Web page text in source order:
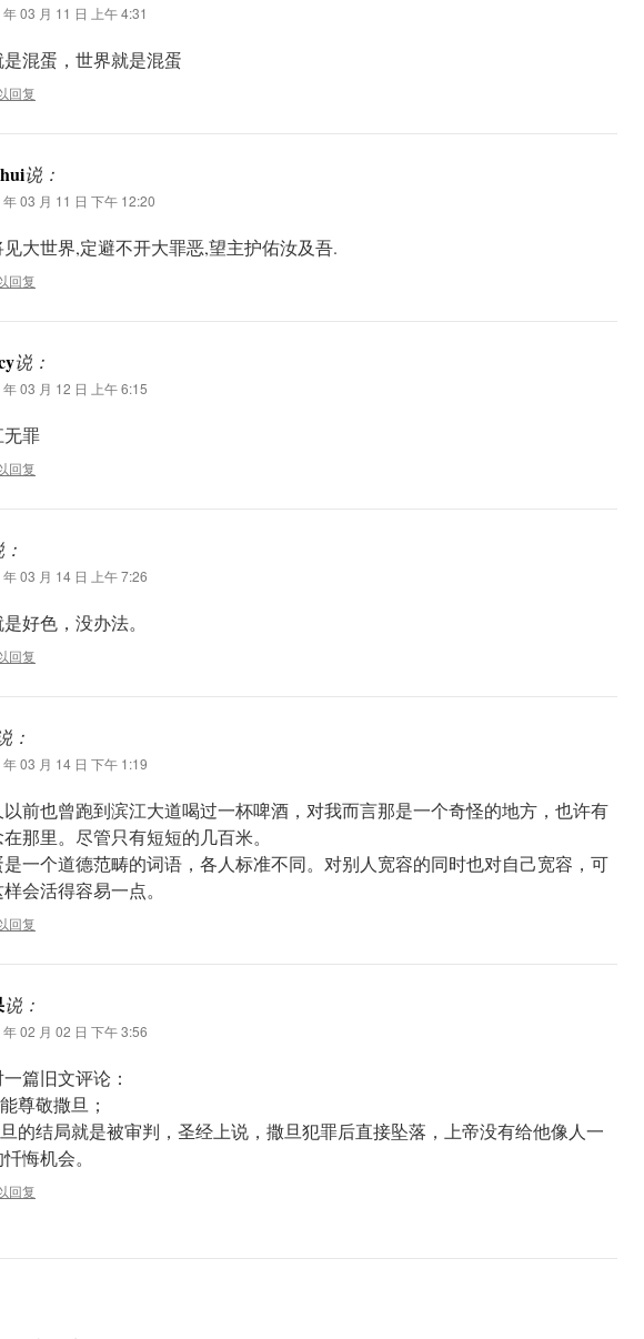
03 月 11 日 上午 4:31
是混蛋，世界就是混蛋
回复
说：
03 月 11 日 下午 12:20
大世界,定避不开大罪恶,望主护佑汝及吾.
回复
说：
03 月 12 日 上午 6:15
无罪
回复
03 月 14 日 上午 7:26
好色，没办法。
回复
：
03 月 14 日 下午 1:19
以前也曾跑到滨江大道喝过一杯啤酒，对我而言那是一个奇怪的地方，也许有
那里。尽管只有短短的几百米。
是一个道德范畴的词语，各人标准不同。对别人宽容的同时也对自己宽容，可
会活得容易一点。
回复
说：
02 月 02 日 下午 3:56
篇旧文评论：
尊敬撒旦；
的结局就是被审判，圣经上说，撒旦犯罪后直接坠落，上帝没有给他像人一
悔机会。
回复